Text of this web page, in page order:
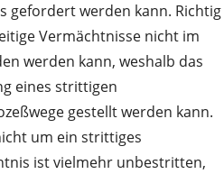
gefordert werden kann. Richtig
Vermächtnisse nicht im
werden kann, weshalb das
eines strittigen
gestellt werden kann.
um ein strittiges
ist vielmehr unbestritten,